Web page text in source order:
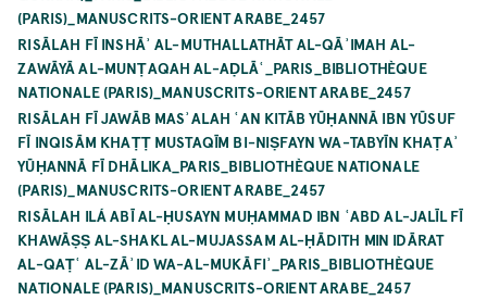
(PARIS)_MANUSCRITS-ORIENT ARABE_2457
RISĀLAH FĪ INSHĀʾ AL-MUTHALLATHĀT AL-QĀʾIMAH AL-
ZAWĀYĀ AL-MUNṬAQAH AL-AḌLĀʿ_PARIS_BIBLIOTHÈQUE
NATIONALE (PARIS)_MANUSCRITS-ORIENT ARABE_2457
RISĀLAH FĪ JAWĀB MASʾALAH ʿAN KITĀB YŪḤANNĀ IBN YŪSUF
FĪ INQISĀM KHAṬṬ MUSTAQĪM BI-NIṢFAYN WA-TABYĪN KHAṬAʾ
YŪḤANNĀ FĪ DHĀLIKA_PARIS_BIBLIOTHÈQUE NATIONALE
(PARIS)_MANUSCRITS-ORIENT ARABE_2457
RISĀLAH ILÁ ABĪ AL-ḤUSAYN MUḤAMMAD IBN ʿABD AL-JALĪL FĪ
KHAWĀṢṢ AL-SHAKL AL-MUJASSAM AL-ḤĀDITH MIN IDĀRAT
AL-QAṬʿ AL-ZĀʾID WA-AL-MUKĀFIʾ_PARIS_BIBLIOTHÈQUE
NATIONALE (PARIS)_MANUSCRITS-ORIENT ARABE_2457